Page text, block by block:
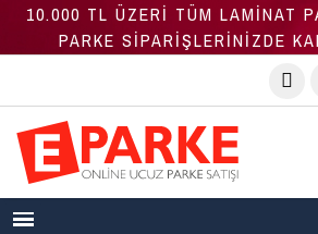
10.000 TL ÜZERİ TÜM LAMİNAT
PARKE SİPARİŞLERİNİZDE